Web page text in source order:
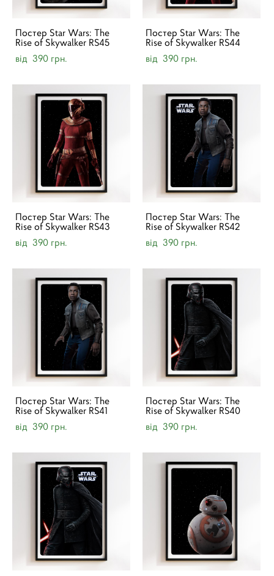
Постер Star Wars: The
Rise of Skywalker RS45
від 390 грн.
Постер Star Wars: The
Rise of Skywalker RS44
від 390 грн.
Постер Star Wars: The
Rise of Skywalker RS43
від 390 грн.
Постер Star Wars: The
Rise of Skywalker RS42
від 390 грн.
Постер Star Wars: The
Rise of Skywalker RS41
від 390 грн.
Постер Star Wars: The
Rise of Skywalker RS40
від 390 грн.